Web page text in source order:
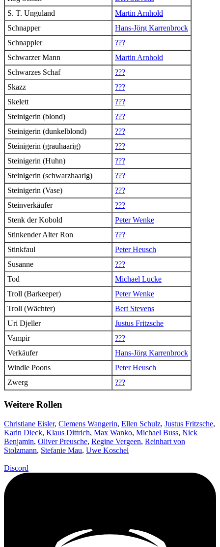
S. T. Unguland
Martin Arnhold
Schnapper
Hans-Jörg Karrenbrock
Schnappler
???
Schwarzer Mann
Martin Arnhold
Schwarzes Schaf
???
Skazz
???
Skelett
???
Steinigerin (blond)
???
Steinigerin (dunkelblond)
???
Steinigerin (grauhaarig)
???
Steinigerin (Huhn)
???
Steinigerin (schwarzhaarig)
???
Steinigerin (Vase)
???
Steinverkäufer
???
Stenk der Kobold
Peter Wenke
Stinkender Alter Ron
???
Stinkfaul
Peter Heusch
Susanne
???
Tod
Michael Lucke
Troll (Barkeeper)
Peter Wenke
Troll (Wächter)
Bert Stevens
Uri Djeller
Justus Fritzsche
Vampir
???
Verkäufer
Hans-Jörg Karrenbrock
Windle Poons
Peter Heusch
Zwerg
???
Weitere Rollen
Christiane Eisler, Clemens Wangerin, Ellen Schulz, Justus Fritzsche,
Karin Dieck, Klaus Dittrich, Max Wanko, Michael Buss, Nick
Benjamin, Oliver Preusche, Regine Vergeen, Reinhart von
Stolzmann, Stefanie Mau, Uwe Koschel
Discord